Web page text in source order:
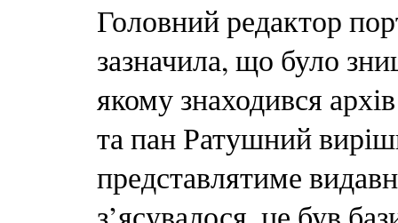
Головний редактор
зазначила, що було
якому знаходився
та пан Ратушний
представлятиме